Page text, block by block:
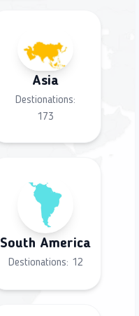
Asia
Destionations:
173
South America
Destionations: 12